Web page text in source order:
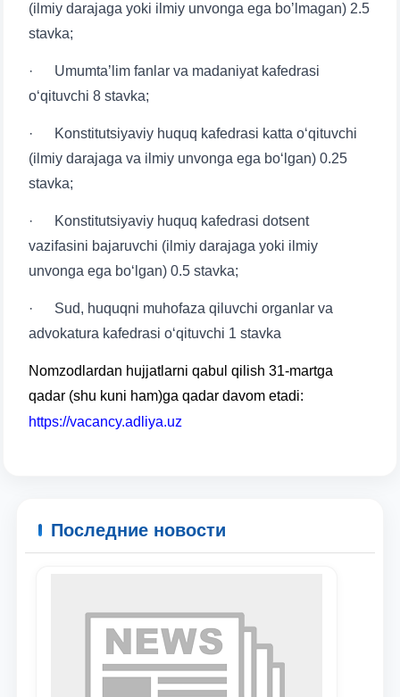
Ваш номер телефона
отправить
(ilmiy darajaga yoki ilmiy unvonga ega boʼlmagan) 2.5
stavka;
· Umumtaʼlim fanlar va madaniyat kafedrasi
o‘qituvchi 8 stavka;
· Konstitutsiyaviy huquq kafedrasi katta o‘qituvchi
(ilmiy darajaga va ilmiy unvonga ega bo‘lgan) 0.25
stavka;
· Konstitutsiyaviy huquq kafedrasi dotsent
vazifasini bajaruvchi (ilmiy darajaga yoki ilmiy
unvonga ega bo‘lgan) 0.5 stavka;
· Sud, huquqni muhofaza qiluvchi organlar va
advokatura kafedrasi o‘qituvchi 1 stavka
Nomzodlardan hujjatlarni qabul qilish 31-martga
qadar (shu kuni ham)ga qadar davom etadi:
https://vacancy.adliya.uz
Последние новости